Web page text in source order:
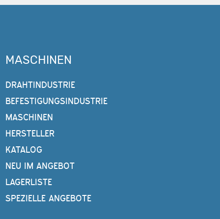
MASCHINEN
DRAHTINDUSTRIE
BEFESTIGUNGSINDUSTRIE
MASCHINEN
HERSTELLER
KATALOG
NEU IM ANGEBOT
LAGERLISTE
SPEZIELLE ANGEBOTE